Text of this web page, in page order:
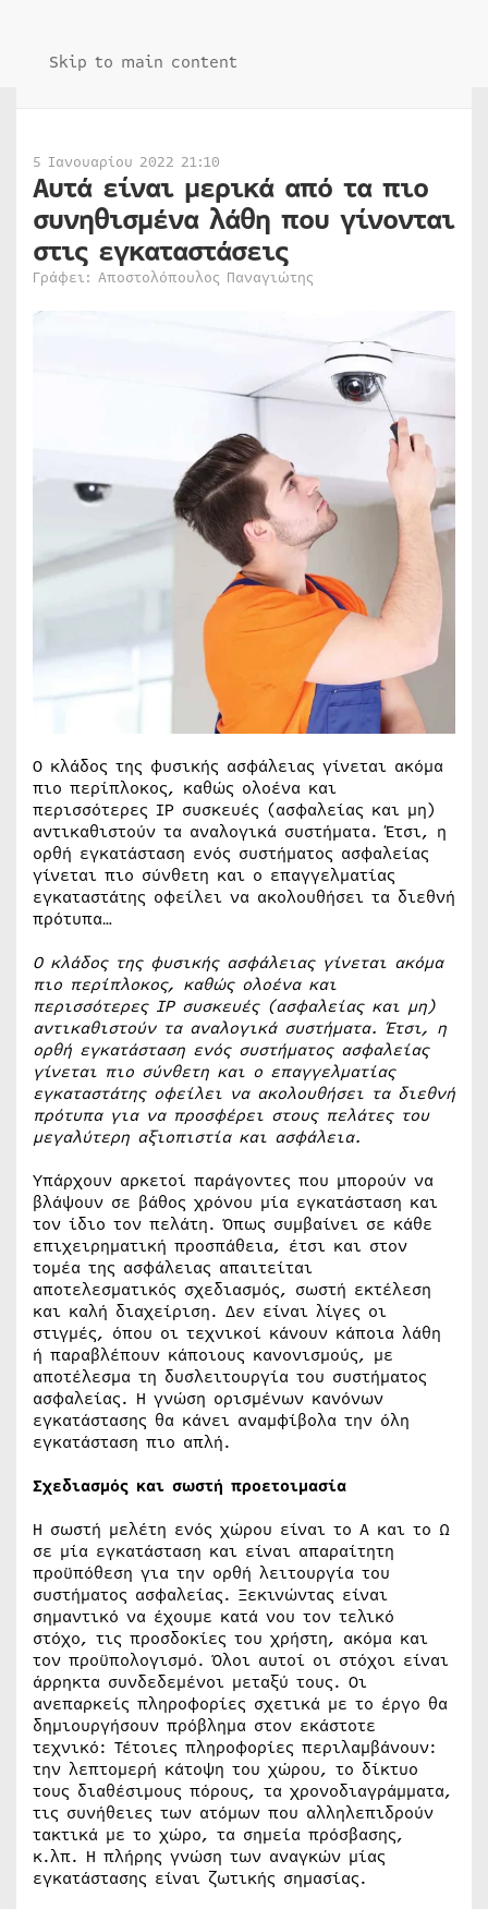
Skip to main content
5 Ιανουαρίου 2022 21:10
Αυτά είναι μερικά από τα πιο
συνηθισμένα λάθη που γίνονται
στις εγκαταστάσεις
Γράφει: Αποστολόπουλος Παναγιώτης
Ο κλάδος της φυσικής ασφάλειας γίνεται ακόμα
πιο περίπλοκος, καθώς ολοένα και
περισσότερες IP συσκευές (ασφαλείας και μη)
αντικαθιστούν τα αναλογικά συστήματα. Έτσι, η
ορθή εγκατάσταση ενός συστήματος ασφαλείας
γίνεται πιο σύνθετη και ο επαγγελματίας
εγκαταστάτης οφείλει να ακολουθήσει τα διεθνή
πρότυπα…
Ο κλάδος της φυσικής ασφάλειας γίνεται ακόμα
πιο περίπλοκος, καθώς ολοένα και
περισσότερες IP συσκευές (ασφαλείας και μη)
αντικαθιστούν τα αναλογικά συστήματα. Έτσι, η
ορθή εγκατάσταση ενός συστήματος ασφαλείας
γίνεται πιο σύνθετη και ο επαγγελματίας
εγκαταστάτης οφείλει να ακολουθήσει τα διεθνή
πρότυπα για να προσφέρει στους πελάτες του
μεγαλύτερη αξιοπιστία και ασφάλεια.
Υπάρχουν αρκετοί παράγοντες που μπορούν να
βλάψουν σε βάθος χρόνου μία εγκατάσταση και
τον ίδιο τον πελάτη. Όπως συμβαίνει σε κάθε
επιχειρηματική προσπάθεια, έτσι και στον
τομέα της ασφάλειας απαιτείται
αποτελεσματικός σχεδιασμός, σωστή εκτέλεση
και καλή διαχείριση. Δεν είναι λίγες οι
στιγμές, όπου οι τεχνικοί κάνουν κάποια λάθη
ή παραβλέπουν κάποιους κανονισμούς, με
αποτέλεσμα τη δυσλειτουργία του συστήματος
ασφαλείας. Η γνώση ορισμένων κανόνων
εγκατάστασης θα κάνει αναμφίβολα την όλη
εγκατάσταση πιο απλή.
Σχεδιασμός και σωστή προετοιμασία
Η σωστή μελέτη ενός χώρου είναι το Α και το Ω
σε μία εγκατάσταση και είναι απαραίτητη
προϋπόθεση για την ορθή λειτουργία του
συστήματος ασφαλείας. Ξεκινώντας είναι
σημαντικό να έχουμε κατά νου τον τελικό
στόχο, τις προσδοκίες του χρήστη, ακόμα και
τον προϋπολογισμό. Όλοι αυτοί οι στόχοι είναι
άρρηκτα συνδεδεμένοι μεταξύ τους. Οι
ανεπαρκείς πληροφορίες σχετικά με το έργο θα
δημιουργήσουν πρόβλημα στον εκάστοτε
τεχνικό: Τέτοιες πληροφορίες περιλαμβάνουν:
την λεπτομερή κάτοψη του χώρου, το δίκτυο
τους διαθέσιμους πόρους, τα χρονοδιαγράμματα,
τις συνήθειες των ατόμων που αλληλεπιδρούν
τακτικά με το χώρο, τα σημεία πρόσβασης,
κ.λπ. Η πλήρης γνώση των αναγκών μίας
εγκατάστασης είναι ζωτικής σημασίας.